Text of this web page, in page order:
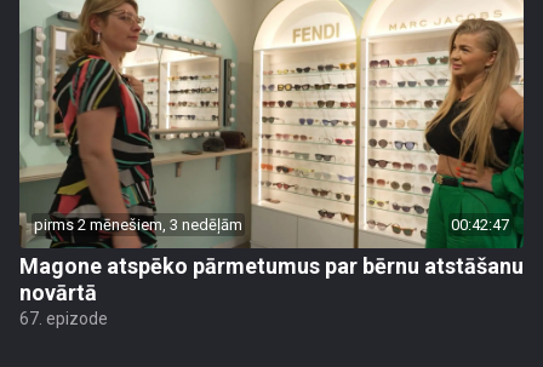
pirms 2 mēnešiem, 3 nedēļām 00:42:47
Magone atspēko pārmetumus par bērnu atstāšanu
novārtā
67. epizode